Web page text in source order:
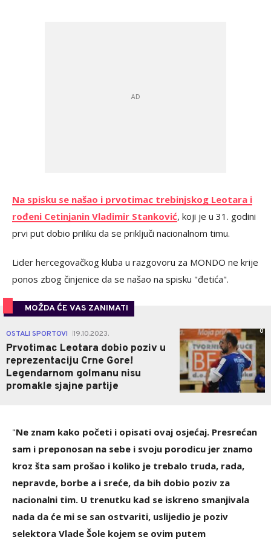
Na spisku se našao i prvotimac trebinjskog Leotara i
rođeni Cetinjanin Vladimir Stanković, koji je u 31. godini
prvi put dobio priliku da se priključi nacionalnom timu.
Lider hercegovačkog kluba u razgovoru za MONDO ne krije
ponos zbog činjenice da se našao na spisku "đetića".
MOŽDA ĆE VAS ZANIMATI
OSTALI SPORTOVI 19.10.2023.
Prvotimac Leotara dobio poziv u
reprezentaciju Crne Gore!
Legendarnom golmanu nisu
promakle sjajne partije
0
"Ne znam kako početi i opisati ovaj osjećaj. Presrećan
sam i preponosan na sebe i svoju porodicu jer znamo
kroz šta sam prošao i koliko je trebalo truda, rada,
nepravde, borbe a i sreće, da bih dobio poziv za
nacionalni tim. U trenutku kad se iskreno smanjivala
nada da će mi se san ostvariti, uslijedio je poziv
selektora Vlade Šole kojem se ovim putem